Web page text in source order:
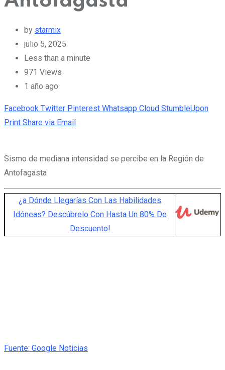
by starmix
julio 5, 2025
Less than a minute
971 Views
1 año ago
Facebook Twitter Pinterest Whatsapp Cloud StumbleUpon
Print Share via Email
Sismo de mediana intensidad se percibe en la Región de
Antofagasta
¿a Dónde Llegarías Con Las Habilidades
Idóneas? Descúbrelo Con Hasta Un 80% De
Descuento!
Fuente: Google Noticias